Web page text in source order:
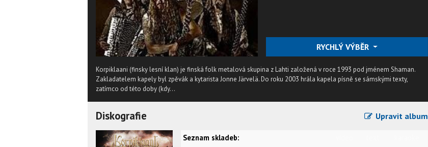
RYCHLÝ VÝBĚR
Korpiklaani (finsky lesní klan) je finská folk metalová skupina z Lahti založená v roce 1993 pod jménem Shaman.
Zakladatelem kapely byl zpěvák a kytarista Jonne Järvelä. Do roku 2003 hrála kapela písně se sámskými texty,
zatímco od této doby (kdy...
Diskografie Upravit album
Seznam skladeb: